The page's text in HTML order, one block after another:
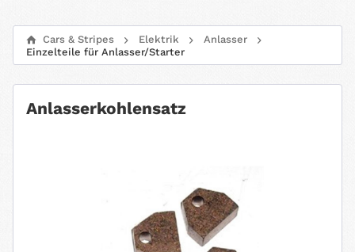
3. BAUJAHR
4. MOTORTYP
Cars & Stripes Elektrik
Anlasser
Einzelteile für Anlasser/Starter
Anlasserkohlensatz